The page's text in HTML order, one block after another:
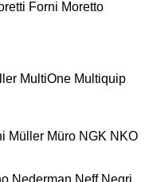
Forni Moretto
MultiOne Multiquip
Müller Müro NGK NKO
Nederman Neff Negri